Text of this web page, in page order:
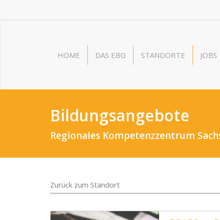
HOME DAS EBG STANDORTE JOBS
Bildungsangebote
Regionales Kompetenzzentrum
Zurück zum Standort